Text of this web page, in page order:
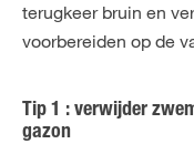
terugkeer bruin en
voorbereiden op de
Tip 1 : verwijder
gazon